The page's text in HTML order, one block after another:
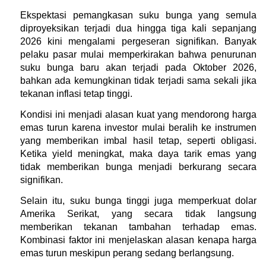
Ekspektasi pemangkasan suku bunga yang semula
diproyeksikan terjadi dua hingga tiga kali sepanjang
2026 kini mengalami pergeseran signifikan. Banyak
pelaku pasar mulai memperkirakan bahwa penurunan
suku bunga baru akan terjadi pada Oktober 2026,
bahkan ada kemungkinan tidak terjadi sama sekali jika
tekanan inflasi tetap tinggi.
Kondisi ini menjadi alasan kuat yang mendorong harga
emas turun karena investor mulai beralih ke instrumen
yang memberikan imbal hasil tetap, seperti obligasi.
Ketika yield meningkat, maka daya tarik emas yang
tidak memberikan bunga menjadi berkurang secara
signifikan.
Selain itu, suku bunga tinggi juga memperkuat dolar
Amerika Serikat, yang secara tidak langsung
memberikan tekanan tambahan terhadap emas.
Kombinasi faktor ini menjelaskan alasan kenapa harga
emas turun meskipun perang sedang berlangsung.